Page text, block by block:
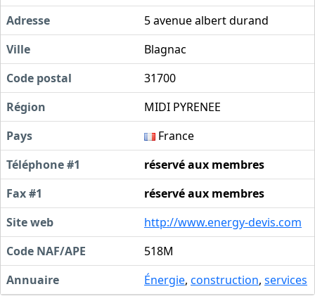
Adresse
5 avenue albert durand
Ville
Blagnac
Code postal
31700
Région
MIDI PYRENEE
Pays
France
Téléphone #1
réservé aux membres
Fax #1
réservé aux membres
Site web
http://www.energy-devis.com
Code NAF/APE
518M
Annuaire
Énergie, construction, services